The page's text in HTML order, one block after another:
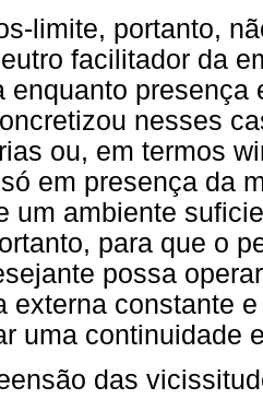
limite, portanto,
facilitador da
enquanto presença
nesses
ou, em termos
em presença da
um ambiente
para que o
possa
externa constante
uma continuidade
das